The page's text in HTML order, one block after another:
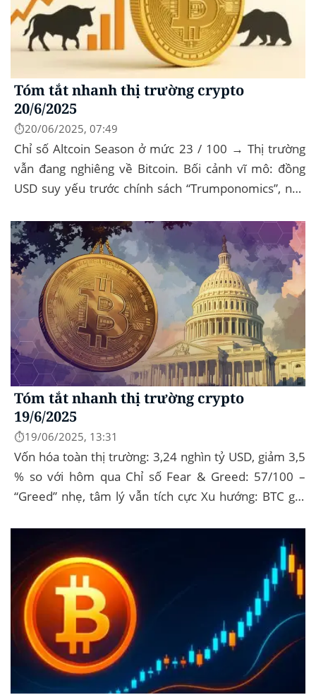
Tóm tắt nhanh thị trường crypto
20/6/2025
⏱️20/06/2025, 07:49
Chỉ số Altcoin Season ở mức 23 / 100 → Thị trường
vẫn đang nghiêng về Bitcoin. Bối cảnh vĩ mô: đồng
USD suy yếu trước chính sách “Trumponomics”, nhà
Tóm tắt nhanh thị trường crypto
19/6/2025
⏱️19/06/2025, 13:31
Vốn hóa toàn thị trường: 3,24 nghìn tỷ USD, giảm 3,5
% so với hôm qua Chỉ số Fear & Greed: 57/100 –
“Greed” nhẹ, tâm lý vẫn tích cực Xu hướng: BTC giữ